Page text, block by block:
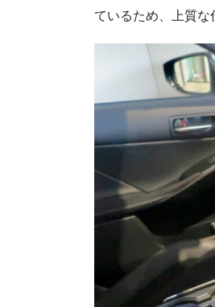
ているため、上質な